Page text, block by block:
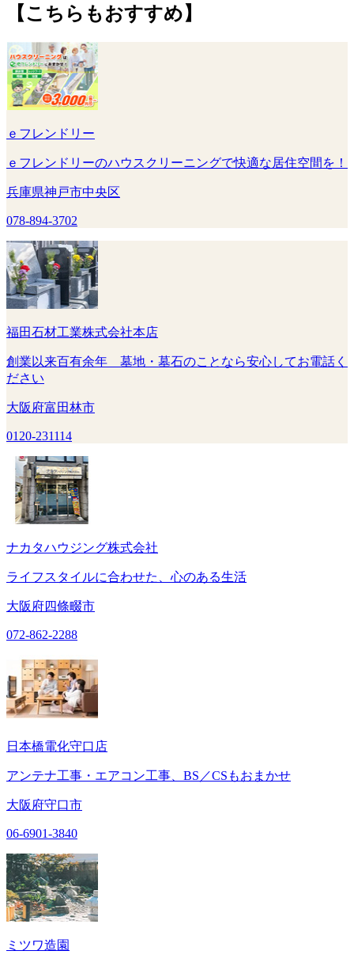
【こちらもおすすめ】
ｅフレンドリー
ｅフレンドリーのハウスクリーニングで快適な居住空間を！
兵庫県神戸市中央区
078-894-3702
福田石材工業株式会社本店
創業以来百有余年 墓地・墓石のことなら安心してお電話く
ださい
大阪府富田林市
0120-231114
ナカタハウジング株式会社
ライフスタイルに合わせた、心のある生活
大阪府四條畷市
072-862-2288
日本橋電化守口店
アンテナ工事・エアコン工事、BS／CSもおまかせ
大阪府守口市
06-6901-3840
ミツワ造園